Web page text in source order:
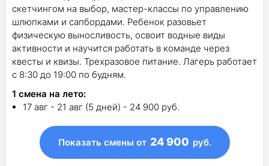
скетчингом на выбор, мастер-классы по управлению
шлюпками и сапбордами. Ребенок разовьет
физическую выносливость, освоит водные виды
активности и научится работать в команде через
квесты и квизы. Трехразовое питание. Лагерь работает
с 8:30 до 19:00 по будням.
1 смена на лето:
17 авг - 21 авг (5 дней) - 24 900 руб.
Показать смены от 24 900 руб.